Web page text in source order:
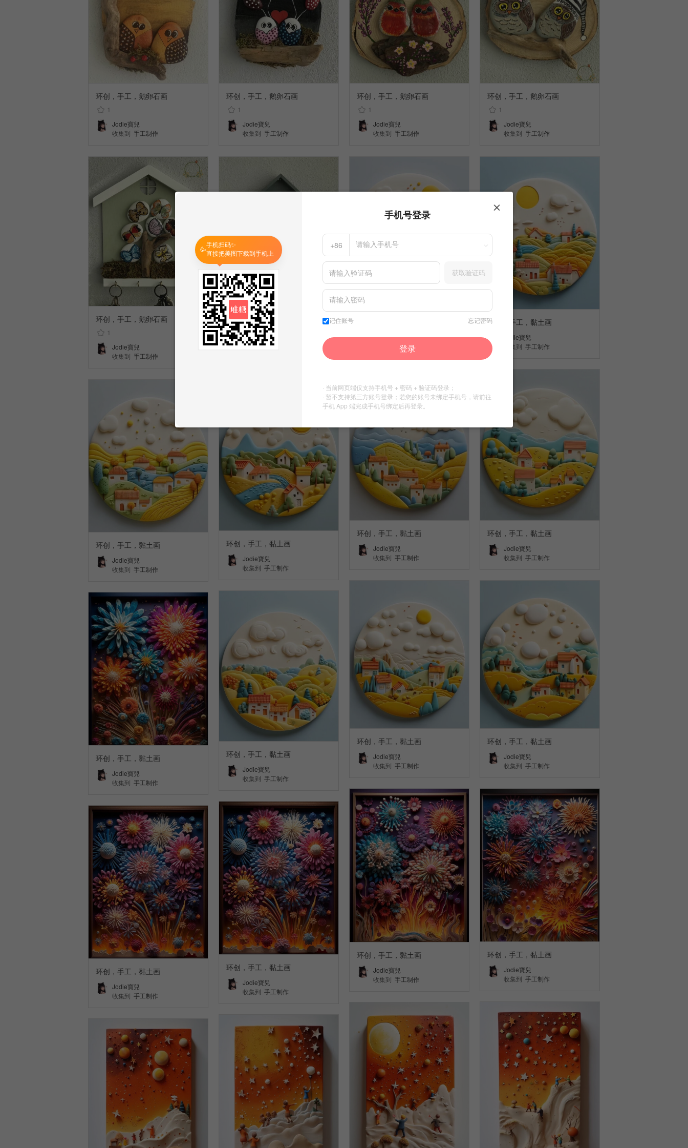
环创，手工，鹅卵石画
1
Jodie寶兒
收集到 手工制作
环创，手工，鹅卵石画
1
Jodie寶兒
收集到 手工制作
环创，手工，鹅卵石画
1
Jodie寶兒
收集到 手工制作
环创，手工，鹅卵石画
1
Jodie寶兒
收集到 手工制作
环创，手工，鹅卵石画
1
Jodie寶兒
收集到 手工制作
环创，手工，鹅卵石画
1
Jodie寶兒
Jodie寶兒
手工制作
环创，手工，黏土画
Jodie寶兒
收集到 手工制作
环创，手工，黏土画
Jodie寶兒
收集到 手工制作
环创，手工，黏土画
Jodie寶兒
收集到 手工制作
环创，手工，黏土画
Jodie寶兒
收集到 手工制作
环创，手工，黏土画
Jodie寶兒
收集到 手工制作
环创，手工，黏土画
Jodie寶兒
收集到 手工制作
环创，手工，黏土画
Jodie寶兒
收集到 手工制作
环创，手工，黏土画
Jodie寶兒
收集到 手工制作
环创，手工，黏土画
Jodie寶兒
收集到 手工制作
环创，手工，黏土画
Jodie寶兒
收集到 手工制作
环创，手工，黏土画
Jodie寶兒
收集到 手工制作
环创，手工，黏土画
Jodie寶兒
收集到 手工制作
环创，手工，黏土画
Jodie寶兒
收集到 手工制作
🥳手机扫码✨
直接把美图下载到手机上
手机号登录
+86
获取验证码
记住账号 忘记密码
登录
· 当前网页端仅支持手机号 + 密码 + 验证码登录；
· 暂不支持第三方账号登录；若您的账号未绑定手机号，请前往
手机 App 端完成手机号绑定后再登录。